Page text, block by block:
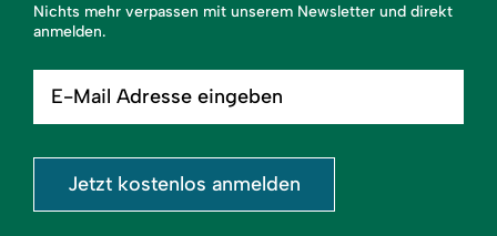
Nichts mehr verpassen mit unserem Newsletter und direkt
anmelden.
Mail
eingeben
Jetzt kostenlos anmelden